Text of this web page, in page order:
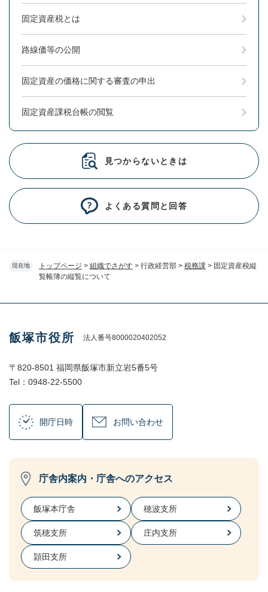
現在地 トップページ > 組織でさがす > 行政経営部 > 税務課 > 固定資産税縦
覧帳簿の縦覧について
固定資産税とは
路線価等の公開
固定資産の価格に関する審査の申出
固定資産課税台帳の閲覧
見つからないときは
よくある質問と回答
飯塚市役所 法人番号8000020402052
〒820-8501 福岡県飯塚市新立岩5番5号
Tel：0948-22-5500
開庁日時 お問い合わせ
庁舎内案内・庁舎へのアクセス
飯塚本庁舎 穂波支所
筑穂支所 庄内支所
頴田支所